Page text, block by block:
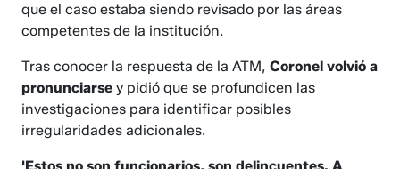
que el caso estaba siendo revisado por las áreas
competentes de la institución.
Tras conocer la respuesta de la ATM,Coronel volvió a
pronunciarse y pidió que se profundicen las
investigaciones para identificar posibles
irregularidades adicionales.